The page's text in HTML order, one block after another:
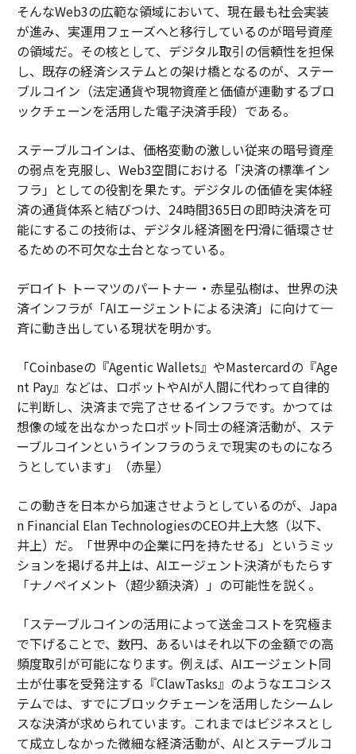
そんなWeb3の広範な領域において、現在最も社会実装
が進み、実運用フェーズへと移行しているのが暗号資産
の領域だ。その核として、デジタル取引の信頼性を担保
し、既存の経済システムとの架け橋となるのが、ステー
ブルコイン（法定通貨や現物資産と価値が連動するブロ
ックチェーンを活用した電子決済手段）である。
ステーブルコインは、価格変動の激しい従来の暗号資産
の弱点を克服し、Web3空間における「決済の標準イン
フラ」としての役割を果たす。デジタルの価値を実体経
済の通貨体系と結びつけ、24時間365日の即時決済を可
能にするこの技術は、デジタル経済圏を円滑に循環させ
るための不可欠な土台となっている。
デロイト トーマツのパートナー・赤星弘樹は、世界の決
済インフラが「AIエージェントによる決済」に向けて一
斉に動き出している現状を明かす。
「Coinbaseの『Agentic Wallets』やMastercardの『Age
nt Pay』などは、ロボットやAIが人間に代わって自律的
に判断し、決済まで完了させるインフラです。かつては
想像の域を出なかったロボット同士の経済活動が、ステ
ーブルコインというインフラのうえで現実のものになろ
うとしています」（赤星）
この動きを日本から加速させようとしているのが、Japa
n Financial Elan TechnologiesのCEO井上大悠（以下、
井上）だ。「世界中の企業に円を持たせる」というミッ
ションを掲げる井上は、AIエージェント決済がもたらす
「ナノペイメント（超少額決済）」の可能性を説く。
「ステーブルコインの活用によって送金コストを究極ま
で下げることで、数円、あるいはそれ以下の金額での高
頻度取引が可能になります。例えば、AIエージェント同
士が仕事を受発注する『ClawTasks』のようなエコシス
テムでは、すでにブロックチェーンを活用したシームレ
スな決済が求められています。これまではビジネスとし
て成立しなかった微細な経済活動が、AIとステーブルコ